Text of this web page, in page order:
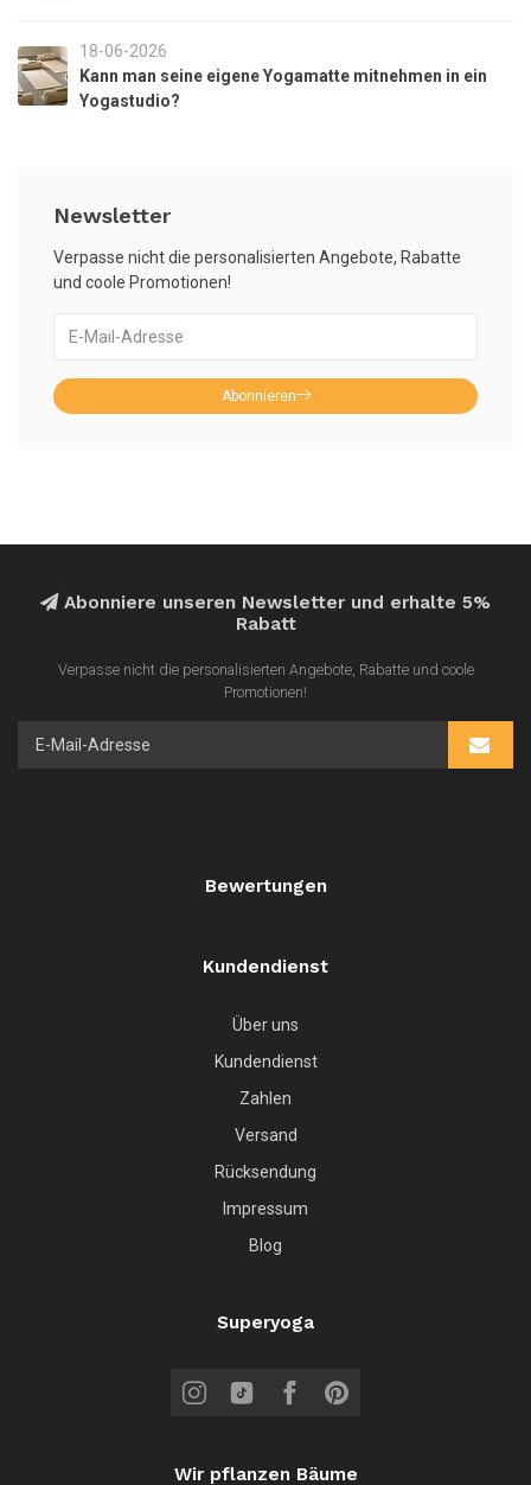
18-06-2026
Kann man seine eigene Yogamatte mitnehmen in ein
Yogastudio?
Newsletter
Verpasse nicht die personalisierten Angebote, Rabatte
und coole Promotionen!
Abonnieren
Abonniere unseren Newsletter und erhalte 5%
Rabatt
Verpasse nicht die personalisierten Angebote, Rabatte und coole
Promotionen!
Bewertungen
Kundendienst
Über uns
Kundendienst
Zahlen
Versand
Rücksendung
Impressum
Blog
Superyoga
Wir pflanzen Bäume